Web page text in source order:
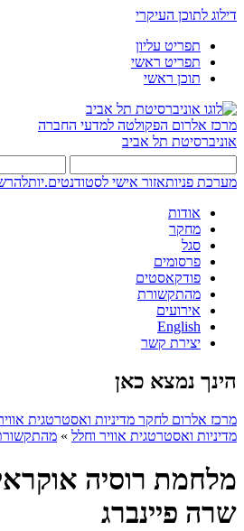
דילוג לתוכן העיקרי
תפריט עליון
תפריט ראשי
תוכן ראשי
מרכז אלרום הפקולטה למדעי החברה
אוניברסיטת תל אביב
מערכת פניותאזור אישי לסטודנטים.יות
אודות
מחקר
סגל
פרסומים
פודקאסטים
מהתקשורת
אירועים
English
יצירת קשר
הינך נמצא כאן
מרכז אלרום לחקר מדיניות ואסטרטגית
מדיניות ואסטרטגית אוויר וחלל »
מלחמת רוסיה
שרה פיינברג